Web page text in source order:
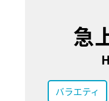
急
バラエティ